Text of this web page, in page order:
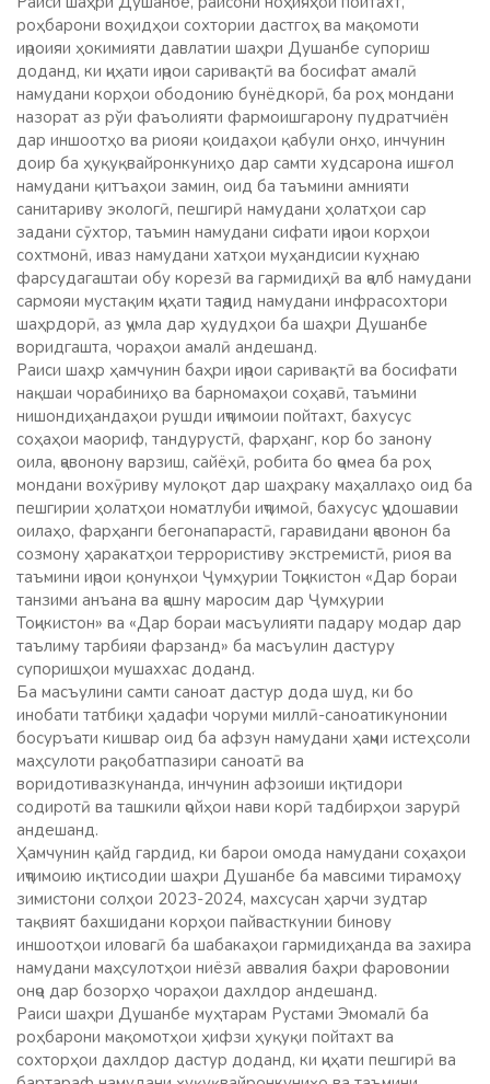
роҳбарони воҳидҳои сохтории дастгоҳ ва мақомоти
иҷроияи ҳокимияти давлатии шаҳри Душанбе супориш
доданд, ки ҷиҳати иҷрои саривақтӣ ва босифат амалӣ
намудани корҳои ободонию бунёдкорӣ, ба роҳ мондани
назорат аз рўи фаъолияти фармоишгарону пудратчиён
дар иншоотҳо ва риояи қоидаҳои қабули онҳо, инчунин
доир ба ҳуқуқвайронкуниҳо дар самти худсарона ишғол
намудани қитъаҳои замин, оид ба таъмини амнияти
санитариву экологӣ, пешгирӣ намудани ҳолатҳои сар
задани сӯхтор, таъмин намудани сифати иҷрои корҳои
сохтмонӣ, иваз намудани хатҳои муҳандисии куҳнаю
фарсудагаштаи обу корезӣ ва гармидиҳӣ ва ҷалб намудани
сармояи мустақим ҷиҳати таҷдид намудани инфрасохтори
шаҳрдорӣ, аз ҷумла дар ҳудудҳои ба шаҳри Душанбе
воридгашта, чораҳои амалӣ андешанд.
Раиси шаҳр ҳамчунин баҳри иҷрои саривақтӣ ва босифати
нақшаи чорабиниҳо ва барномаҳои соҳавӣ, таъмини
нишондиҳандаҳои рушди иҷтимоии пойтахт, бахусус
соҳаҳои маориф, тандурустӣ, фарҳанг, кор бо занону
оила, ҷавонону варзиш, сайёҳӣ, робита бо ҷомеа ба роҳ
мондани вохӯриву мулоқот дар шаҳраку маҳаллаҳо оид ба
пешгирии ҳолатҳои номатлуби иҷтимоӣ, бахусус ҷудошавии
оилаҳо, фарҳанги бегонапарастӣ, гаравидани ҷавонон ба
созмону ҳаракатҳои террористиву экстремистӣ, риоя ва
таъмини иҷрои қонунҳои Ҷумҳурии Тоҷикистон «Дар бораи
танзими анъана ва ҷашну маросим дар Ҷумҳурии
Тоҷикистон» ва «Дар бораи масъулияти падару модар дар
таълиму тарбияи фарзанд» ба масъулин дастуру
супоришҳои мушаххас доданд.
Ба масъулини самти саноат дастур дода шуд, ки бо
инобати татбиқи ҳадафи чоруми миллӣ-саноатикунонии
босуръати кишвар оид ба афзун намудани ҳаҷми истеҳсоли
маҳсулоти рақобатпазири саноатӣ ва
воридотивазкунанда, инчунин афзоиши иқтидори
содиротӣ ва ташкили ҷойҳои нави корӣ тадбирҳои зарурӣ
андешанд.
Ҳамчунин қайд гардид, ки барои омода намудани соҳаҳои
иҷтимоию иқтисодии шаҳри Душанбе ба мавсими тирамоҳу
зимистони солҳои 2023-2024, махсусан ҳарчи зудтар
тақвият бахшидани корҳои пайвасткунии бинову
иншоотҳои иловагӣ ба шабакаҳои гармидиҳанда ва захира
намудани маҳсулотҳои ниёзӣ аввалия баҳри фаровонии
онҷо дар бозорҳо чораҳои дахлдор андешанд.
Раиси шаҳри Душанбе муҳтарам Рустами Эмомалӣ ба
роҳбарони мақомотҳои ҳифзи ҳуқуқи пойтахт ва
сохторҳои дахлдор дастур доданд, ки ҷиҳати пешгирӣ ва